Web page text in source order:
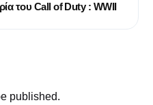
του Call of Duty : WWII
published.